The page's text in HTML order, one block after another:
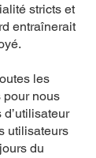
stricts et
entraînerait
les
pour nous
utilisateurs
du